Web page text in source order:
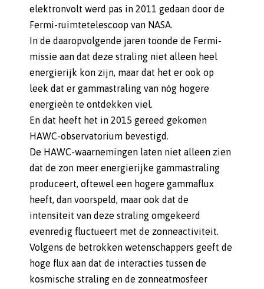
elektronvolt werd pas in 2011 gedaan door de
Fermi-ruimtetelescoop van NASA.
In de daaropvolgende jaren toonde de Fermi-
missie aan dat deze straling niet alleen heel
energierijk kon zijn, maar dat het er ook op
leek dat er gammastraling van nóg hogere
energieën te ontdekken viel.
En dat heeft het in 2015 gereed gekomen
HAWC-observatorium bevestigd.
De HAWC-waarnemingen laten niet alleen zien
dat de zon meer energierijke gammastraling
produceert, oftewel een hogere gammaflux
heeft, dan voorspeld, maar ook dat de
intensiteit van deze straling omgekeerd
evenredig fluctueert met de zonneactiviteit.
Volgens de betrokken wetenschappers geeft de
hoge flux aan dat de interacties tussen de
kosmische straling en de zonneatmosfeer